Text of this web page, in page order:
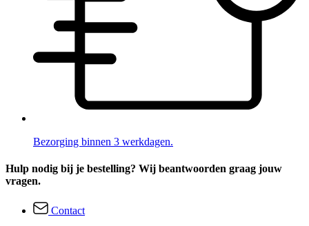
Bezorging binnen 3 werkdagen.
Hulp nodig bij je bestelling? Wij beantwoorden graag jouw
vragen.
Contact